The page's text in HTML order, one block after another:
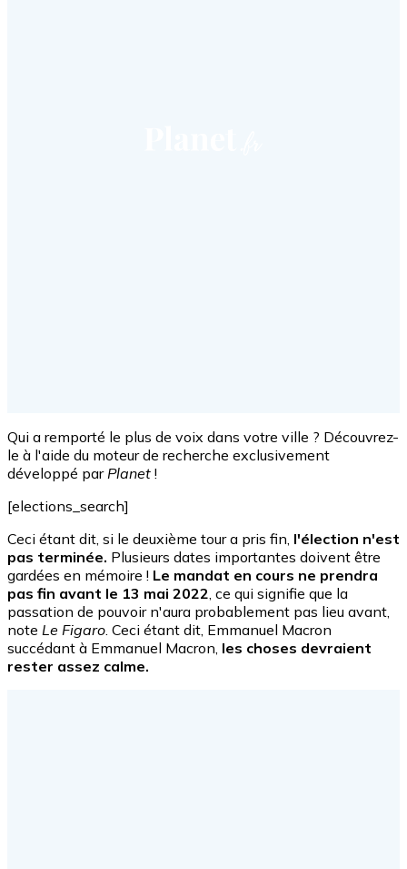
Qui a remporté le plus de voix dans votre ville ? Découvrez-
le à l'aide du moteur de recherche exclusivement
développé par Planet !
[elections_search]
Ceci étant dit, si le deuxième tour a pris fin, l'élection n'est
pas terminée. Plusieurs dates importantes doivent être
gardées en mémoire ! Le mandat en cours ne prendra
pas fin avant le 13 mai 2022 , ce qui signifie que la
passation de pouvoir n'aura probablement pas lieu avant,
note Le Figaro . Ceci étant dit, Emmanuel Macron
succédant à Emmanuel Macron, les choses devraient
rester assez calme.